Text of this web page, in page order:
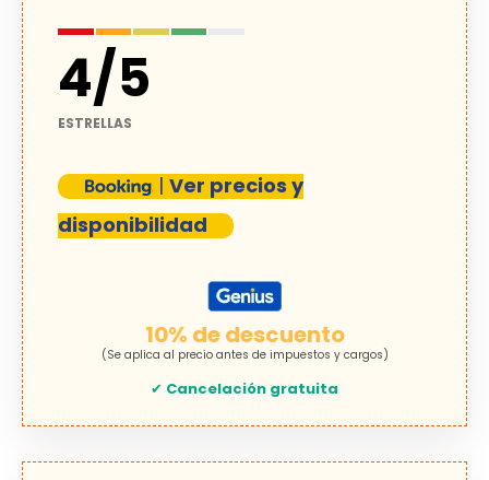
4/5
ESTRELLAS
| Ver precios y
disponibilidad
10% de descuento
(Se aplica al precio antes de impuestos y cargos)
✔ Cancelación gratuita